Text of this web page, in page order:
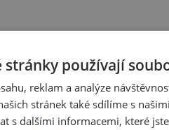
stránky používají
reklam a analýze
stránek také sdílíme s
s dalšími informacemi, které